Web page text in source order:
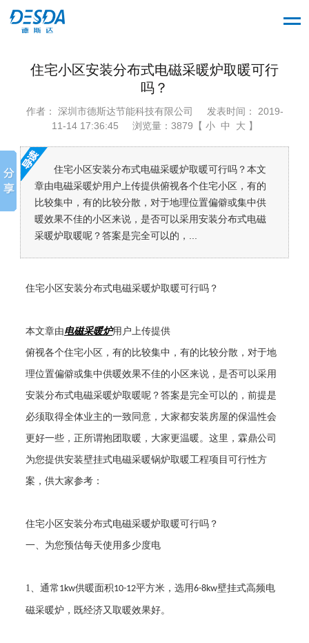
住宅小区安装分布式电磁采暖炉取暖可行
吗？
作者： 深圳市德斯达节能科技有限公司
发表时间： 2019-
11-14 17:36:45
浏览量：3879【 小 中 大 】
住宅小区安装分布式电磁采暖炉取暖可行吗？本文
章由电磁采暖炉用户上传提供俯视各个住宅小区，有的
比较集中，有的比较分散，对于地理位置偏僻或集中供
暖效果不佳的小区来说，是否可以采用安装分布式电磁
采暖炉取暖呢？答案是完全可以的，...
住宅小区安装分布式电磁采暖炉取暖可行吗？
本文章由电磁采暖炉用户上传提供
俯视各个住宅小区，有的比较集中，有的比较分散，对于地
理位置偏僻或集中供暖效果不佳的小区来说，是否可以采用
安装分布式电磁采暖炉取暖呢？答案是完全可以的，前提是
必须取得全体业主的一致同意，大家都安装房屋的保温性会
更好一些，正所谓抱团取暖，大家更温暖。这里，霖鼎公司
为您提供安装壁挂式电磁采暖锅炉取暖工程项目可行性方
案，供大家参考：
住宅小区安装分布式电磁采暖炉取暖可行吗？
一、为您预估每天使用多少度电
1、通常 1kw供暖面积10-12平方米，选用6-8kw壁挂式高频电
磁采暖炉，既经济又取暖效果好。